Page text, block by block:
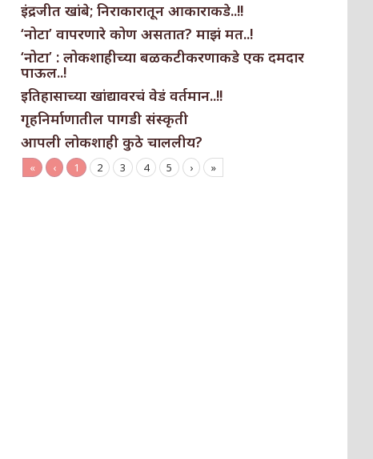
इंद्रजीत खांबे; निराकारातून आकाराकडे..!!
‘नोटा’ वापरणारे कोण असतात? माझं मत..!
‘नोटा’ : लोकशाहीच्या बळकटीकरणाकडे एक दमदार
पाऊल..!
इतिहासाच्या खांद्यावरचं वेडं वर्तमान..!!
गृहनिर्माणातील पागडी संस्कृती
आपली लोकशाही कुठे चाललीय?
« ‹ 1 2 3 4 5 › »